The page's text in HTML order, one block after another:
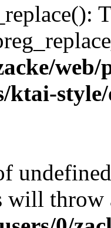
ktai-
will